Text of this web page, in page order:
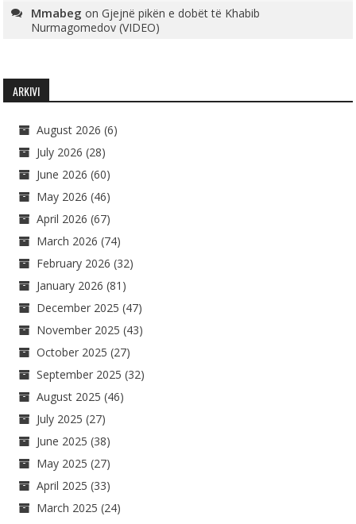
Mmabeg onGjejnë pikën e dobët të Khabib
Nurmagomedov (VIDEO)
ARKIVI
August 2026 (6)
July 2026 (28)
June 2026 (60)
May 2026 (46)
April 2026 (67)
March 2026 (74)
February 2026 (32)
January 2026 (81)
December 2025 (47)
November 2025 (43)
October 2025 (27)
September 2025 (32)
August 2025 (46)
July 2025 (27)
June 2025 (38)
May 2025 (27)
April 2025 (33)
March 2025 (24)